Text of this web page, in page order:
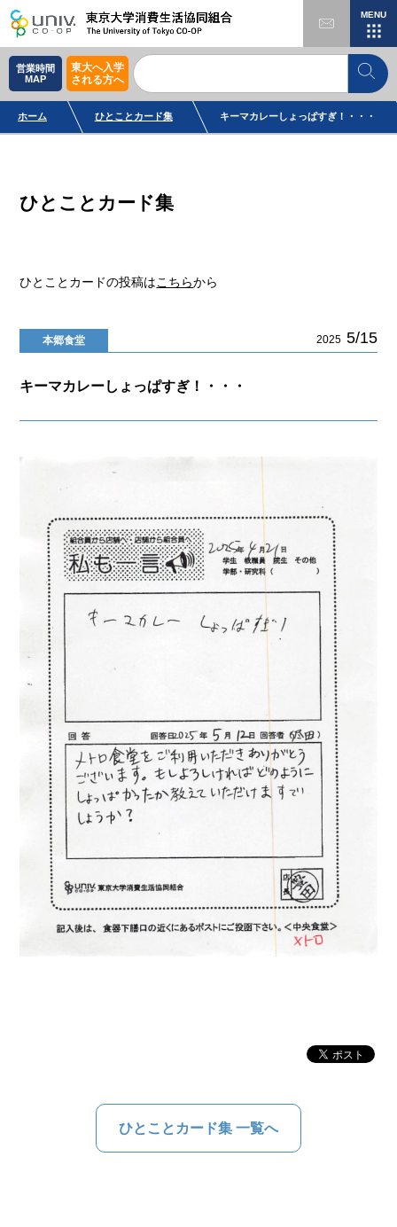
MENU
営業時間
MAP
東大へ入学
される方へ
ホーム ひとことカード集 キーマカレーしょっぱすぎ！・・・
ひとことカード集
ひとことカードの投稿はこちらから
本郷食堂 2025 5/15
キーマカレーしょっぱすぎ！・・・
ひとことカード集 一覧へ